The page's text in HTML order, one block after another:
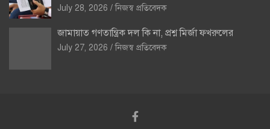
July 28, 2026 নিজস্ব প্রতিবেদক
জামায়াত গণতান্ত্রিক দল কি না, প্রশ্ন মির্জা ফখরুলের
July 27, 2026 নিজস্ব প্রতিবেদক